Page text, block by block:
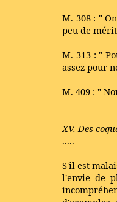
M. 308 : "
peu de
M. 313 : "
assez pour
M. 409 : "
XV. Des
.....
S'il est
l'envie de